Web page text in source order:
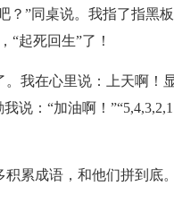
？”同桌说。我指了指黑
“起死回生”了！
我在心里说：上天啊！
说：“加油啊！
累成语，和他们拼到底。